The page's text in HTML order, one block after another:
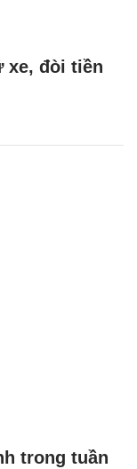
xe, đòi tiền
trong tuần